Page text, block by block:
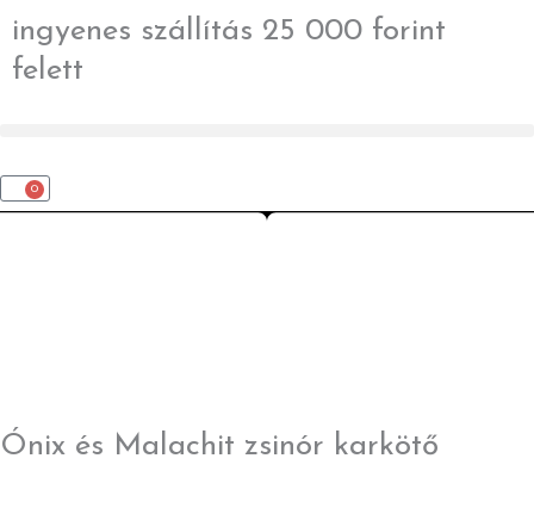
to
content
ingyenes szállítás 25 000 forint
felett
0
Kosár
Ónix és Malachit zsinór karkötő